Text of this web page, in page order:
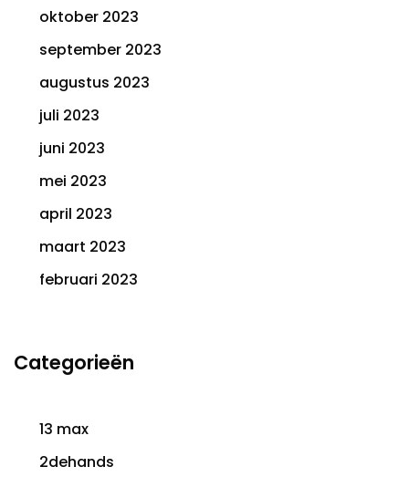
oktober 2023
september 2023
augustus 2023
juli 2023
juni 2023
mei 2023
april 2023
maart 2023
februari 2023
Categorieën
13 max
2dehands